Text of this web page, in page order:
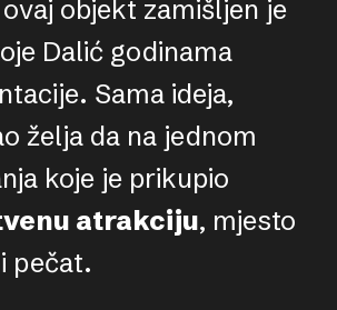
objekt zamišljen je
Dalić godinama
Sama ideja,
želja da na jednom
koje je prikupio
atrakciju, mjesto
pečat.